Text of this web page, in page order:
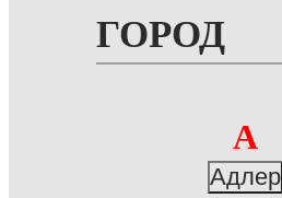
ГОРОД
А
Адлер